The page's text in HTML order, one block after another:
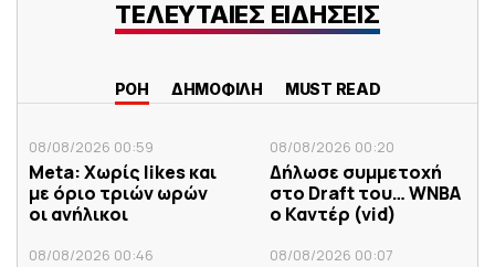
ΤΕΛΕΥΤΑΙΕΣ ΕΙΔΗΣΕΙΣ
ΡΟΗ ΔΗΜΟΦΙΛΗ MUST READ
08/08/2026 00:59
Meta: Χωρίς likes και
με όριο τριών ωρών
οι ανήλικοι
08/08/2026 00:46
08/08/2026 00:20
Δήλωσε συμμετοχή
στο Draft του… WNBA
ο Καντέρ (vid)
08/08/2026 00:07